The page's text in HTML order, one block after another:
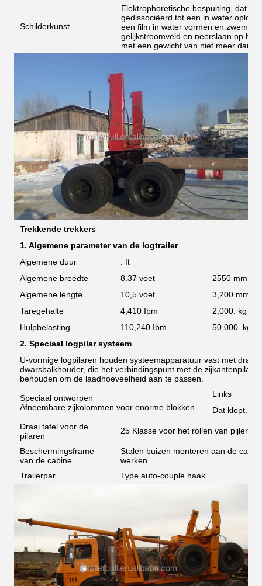
Schilderkunst
Elektrophoretische bespuiting, dat
gedissociëerd tot een in water
een film in water vormen en
gelijkstroomveld en neerslaan op het
met een gewicht van niet meer dan
Trekkende trekkers
1. Algemene parameter van de logtrailer
Algemene duur
. ft
Algemene breedte
8.37 voet
2550 mm
Algemene lengte
10,5 voet
3,200 mm
Taregehalte
4,410 Ibm
2,000. kg
Hulpbelasting
110,240 Ibm
50,000. kg
2. Speciaal logpilar systeem
U-vormige logpilaren houden systeemapparatuur vast met
dwarsbalkhouder, die het verbindingspunt met de
behouden om de laadhoeveelheid aan te passen.
Speciaal ontworpen
Afneembare zijkolommen voor enorme blokken
Links
Dat klopt.
Draai tafel voor de
pilaren
25 Klasse voor het rollen van
Beschermingsframe
van de cabine
Stalen buizen monteren aan de
werken
Trailerpar
Type auto-couple haak